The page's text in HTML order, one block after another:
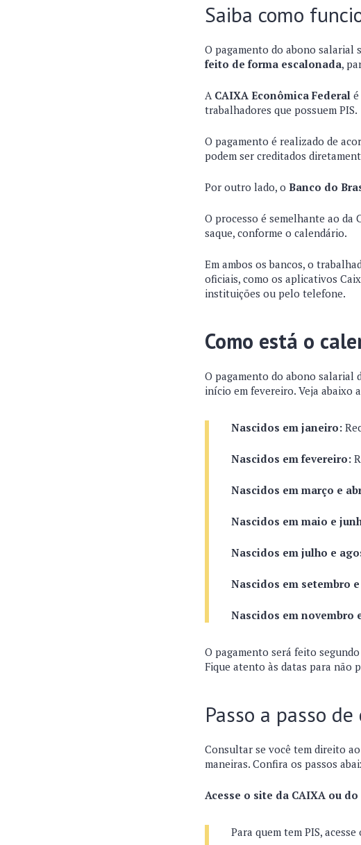
Saiba como
O pagamento do abono salarial
feito de forma escalonada,
A CAIXA Econômica Federal
trabalhadores que possuem PIS.
O pagamento é realizado de
podem ser creditados
Por outro lado, o Banco do
O processo é semelhante ao
saque, conforme o calendário.
Em ambos os bancos, o
oficiais, como os aplicativos
instituições ou pelo telefone.
Como está o
O pagamento do abono salarial
início em fevereiro. Veja abaixo
Nascidos em janeiro:
Nascidos em fevereiro:
Nascidos em março e
Nascidos em maio e
Nascidos em julho e
Nascidos em setembro
Nascidos em novembro
O pagamento será feito
Fique atento às datas para não
Passo a passo
Consultar se você tem direito
maneiras. Confira os passos
Acesse o site da CAIXA ou
Para quem tem PIS,